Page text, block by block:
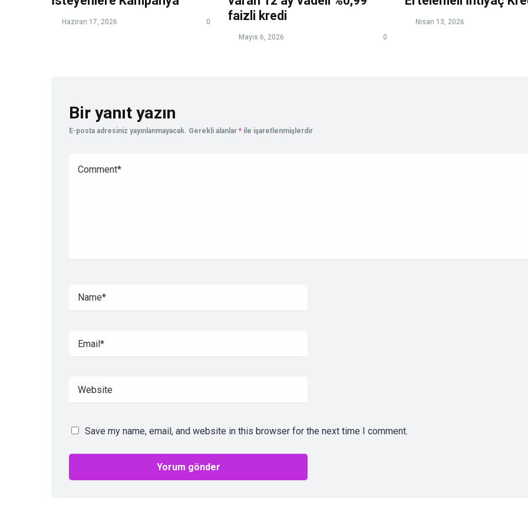
Haziran 17, 2026 0
faizli kredi
Mayıs 6, 2026 0
Nisan 13, 2026
Bir yanıt yazın
E-posta adresiniz yayınlanmayacak. Gerekli alanlar * ile işaretlenmişlerdir
Save my name, email, and website in this browser for the next time I comment.